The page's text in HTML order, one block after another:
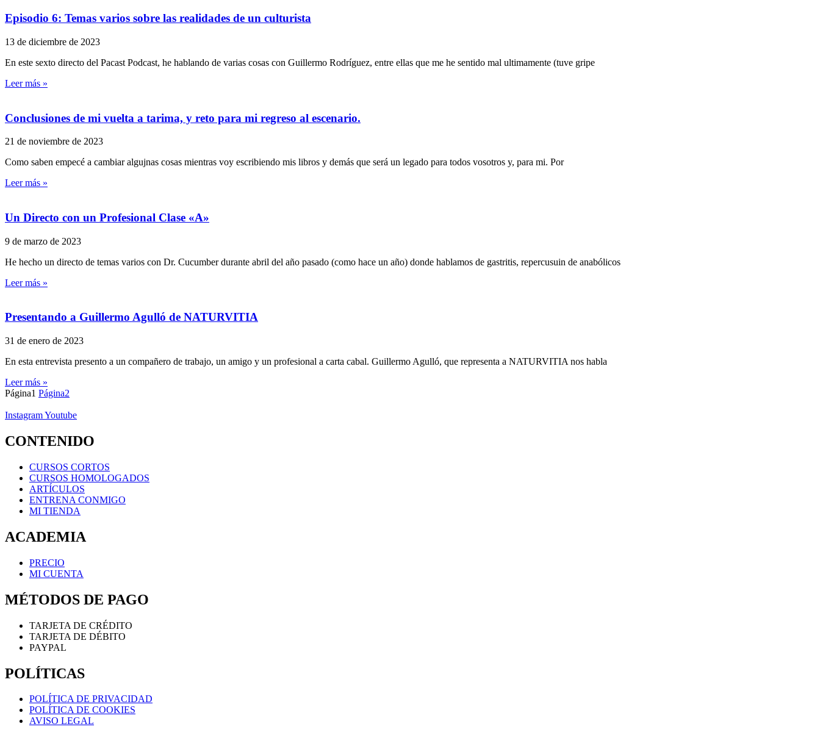
Episodio 6: Temas varios sobre las realidades de un culturista
13 de diciembre de 2023
En este sexto directo del Pacast Podcast, he hablando de varias cosas con Guillermo Rodríguez, entre ellas que me he sentido mal ultimamente (tuve gripe
Leer más »
Conclusiones de mi vuelta a tarima, y reto para mi regreso al escenario.
21 de noviembre de 2023
Como saben empecé a cambiar algujnas cosas mientras voy escribiendo mis libros y demás que será un legado para todos vosotros y, para mi. Por
Leer más »
Un Directo con un Profesional Clase «A»
9 de marzo de 2023
He hecho un directo de temas varios con Dr. Cucumber durante abril del año pasado (como hace un año) donde hablamos de gastritis, repercusuin de anabólicos
Leer más »
Presentando a Guillermo Agulló de NATURVITIA
31 de enero de 2023
En esta entrevista presento a un compañero de trabajo, un amigo y un profesional a carta cabal. Guillermo Agulló, que representa a NATURVITIA nos habla
Leer más »
Página1 Página2
InstagramYoutube
CONTENIDO
CURSOS CORTOS
CURSOS HOMOLOGADOS
ARTÍCULOS
ENTRENA CONMIGO
MI TIENDA
ACADEMIA
PRECIO
MI CUENTA
MÉTODOS DE PAGO
TARJETA DE CRÉDITO
TARJETA DE DÉBITO
PAYPAL
POLÍTICAS
POLÍTICA DE PRIVACIDAD
POLÍTICA DE COOKIES
AVISO LEGAL